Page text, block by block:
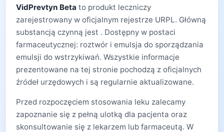
VidPrevtyn Beta to produkt leczniczy
zarejestrowany w oficjalnym rejestrze URPL. Główną
substancją czynną jest . Dostępny w postaci
farmaceutycznej: roztwór i emulsja do sporządzania
emulsji do wstrzykiwań. Wszystkie informacje
prezentowane na tej stronie pochodzą z oficjalnych
źródeł urzędowych i są regularnie aktualizowane.
Przed rozpoczęciem stosowania leku zalecamy
zapoznanie się z pełną ulotką dla pacjenta oraz
skonsultowanie się z lekarzem lub farmaceutą. W